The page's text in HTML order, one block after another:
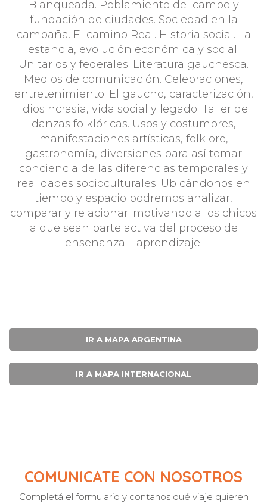
Blanqueada. Poblamiento del campo y
fundación de ciudades. Sociedad en la
campaña. El camino Real. Historia social. La
estancia, evolución económica y social.
Unitarios y federales. Literatura gauchesca.
Medios de comunicación. Celebraciones,
entretenimiento. El gaucho, caracterización,
idiosincrasia, vida social y legado. Taller de
danzas folklóricas. Usos y costumbres,
manifestaciones artísticas, folklore,
gastronomía, diversiones para así tomar
conciencia de las diferencias temporales y
realidades socioculturales. Ubicándonos en
tiempo y espacio podremos analizar,
comparar y relacionar; motivando a los chicos
a que sean parte activa del proceso de
enseñanza – aprendizaje.
IR A MAPA ARGENTINA
IR A MAPA INTERNACIONAL
COMUNICATE CON NOSOTROS
Completá el formulario y contanos qué viaje quieren